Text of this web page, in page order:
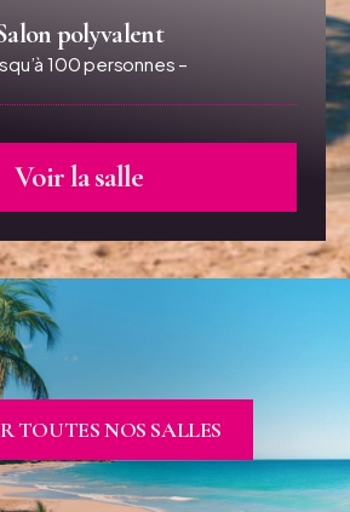
polyvalent
100 personnes –
Voir la salle
TOUTES NOS SALLES